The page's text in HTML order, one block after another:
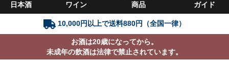
日本酒
ワイン
商品
ガイド
10,000円以上で送料880円（全国一律）
お酒は20歳になってから。
未成年の飲酒は法律で禁止されています。